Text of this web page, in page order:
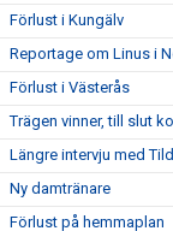
Förlust i Kungälv
Reportage om Linus i
Förlust i Västerås
Trägen vinner, till slut
Längre intervju med
Ny damtränare
Förlust på hemmaplan